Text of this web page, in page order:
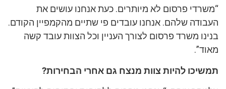
“משרדי פרסום לא מיותרים. כעת אנחנו עושים את
העבודה שלהם. אנחנו עובדים פי שתיים מהקמפיין הקודם.
בנינו משרד פרסום לצורך העניין וכל הצוות עובד קשה
מאוד”.
תמשיכו להיות צוות מנצח גם אחרי הבחירות?